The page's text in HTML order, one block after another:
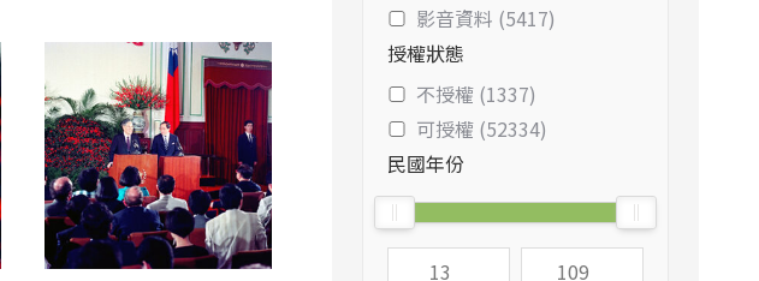
影音資料 (5417)
授權狀態
不授權 (1337)
可授權 (52334)
民國年份